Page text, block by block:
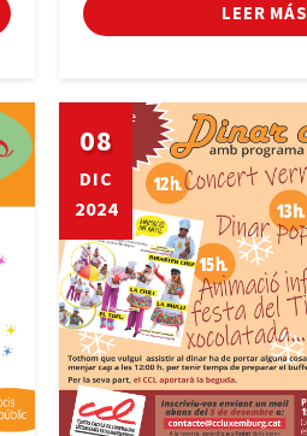
LEER MÁS
08
DIC
2024